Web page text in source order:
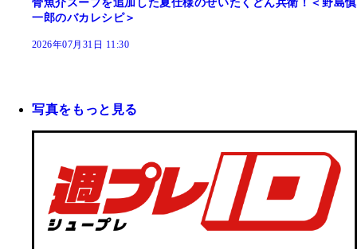
骨魚介スープを追加した夏仕様のぜいたくどん兵衛！＜野島慎
一郎のバカレシピ＞
2026年07月31日 11:30
写真をもっと見る